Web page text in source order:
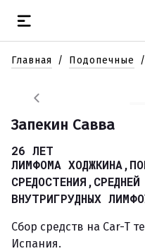
Главная Подопечные
Запекин Савва
26 ЛЕТ
ЛИМФОМА
ВНУТРИГРУДНЫХ
Сбор средств на Car-T
Испания.